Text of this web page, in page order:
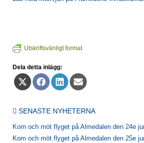
Utskriftsvänligt format
Dela detta inlägg:
Dela
på
Dela
på
Dela
på
Dela
på
SENASTE NYHETERNA
Kom och möt flyget på Almedalen den 24e
Kom och möt flyget på Almedalen den 25e